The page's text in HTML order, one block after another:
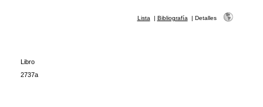
Lista | Bibliografía | Detalles
Libro
2737a